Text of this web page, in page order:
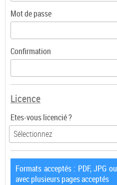
Mot de passe
Confirmation
Licence
Etes-vous licencié ?
Formats acceptés : PDF, JPG
avec plusieurs pages acceptés